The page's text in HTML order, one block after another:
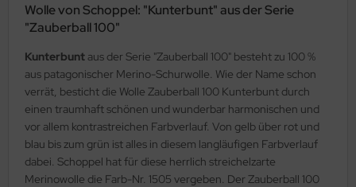
Wolle von Schoppel: "Kunterbunt" aus der Serie
"Zauberball 100"
Kunterbunt aus der Serie "Zauberball 100" besteht zu 100 %
aus patagonischer Merino-Schurwolle. Wie der Name schon
verrät, besticht die Wolle Zauberball 100 Kunterbunt durch
einen traumhaft schönen und wunderbar harmonischen und
vor allem kontrastreichen Farbverlauf. Von gelb über rot und
blau bis zum grün ist alles in diesem langläufigen Farbverlauf
dabei. Schoppel hat für diese herrlich streichelzarte
Merinowolle die Farb-Nr. 1505 vergeben. Der Zauberball 100